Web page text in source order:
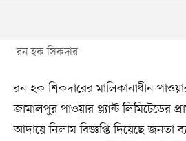
রন হক সিকদার
রন হক শিকদারের মালিকানাধীন
জামালপুর পাওয়ার প্ল্যান্ট লিমিটেডের
আদায়ে নিলাম বিজ্ঞপ্তি দিয়েছে জনতা